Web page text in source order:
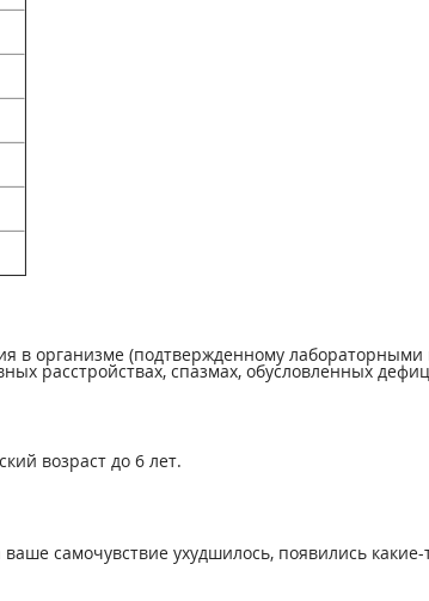
в организме (подтвержденному
расстройствах, спазмах, обусловленных
возраст до 6 лет.
самочувствие ухудшилось, появились